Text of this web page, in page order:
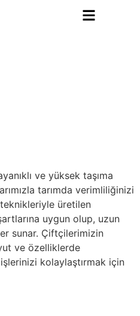
ve yüksek taşıma
tarımda verimliliğinizi
üretilen
uygun olup, uzun
sunar. Çiftçilerimizin
ve özelliklerde
kolaylaştırmak için